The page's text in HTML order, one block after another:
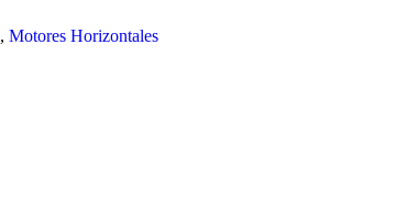
, Motores Horizontales